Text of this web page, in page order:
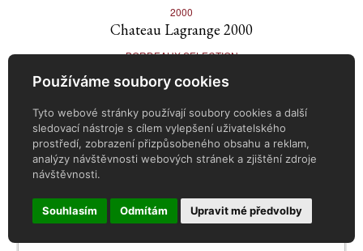
Používáme soubory cookies
Tyto webové stránky používají soubory cookies a další
sledovací nástroje s cílem vylepšení uživatelského
prostředí, zobrazení přizpůsobeného obsahu a reklam,
analýzy návštěvnosti webových stránek a zjištění zdroje
návštěvnosti.
Souhlasím Odmítám Upravit mé předvolby
2000
Chateau Lagrange 2000
BORDEAUX SELECTION